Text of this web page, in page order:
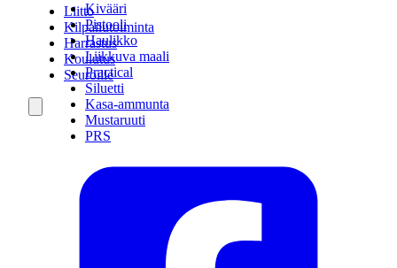
Kivääri
Pistooli
Haulikko
Liikkuva maali
Practical
Siluetti
Kasa-ammunta
Mustaruuti
PRS
Liitto
Kilpailutoiminta
Harrastus
Koulutus
Seuroille